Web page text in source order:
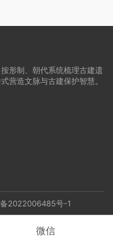
形制、朝代系统梳理古建遗
营造文脉与古建保护智慧。
2022006485号-1
微信